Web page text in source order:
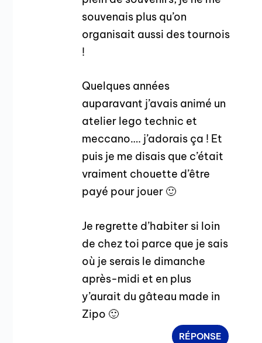
souvenais plus qu’on
organisait aussi des tournois
!
Quelques années
auparavant j’avais animé un
atelier lego technic et
meccano…. j’adorais ça ! Et
puis je me disais que c’était
vraiment chouette d’être
payé pour jouer 🙂
Je regrette d’habiter si loin
de chez toi parce que je sais
où je serais le dimanche
après-midi et en plus
y’aurait du gâteau made in
Zipo 🙂
RÉPONSE